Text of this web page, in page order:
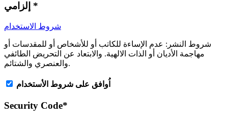
*
شروط الاستخدام
شروط النشر: عدم الإساءة للكاتب أو للأشخاص أو للمقدسات أو
مهاجمة الأديان أو الذات الالهية. والابتعاد عن التحريض الطائفي
والعنصري والشتائم.
اُوافق على شروط الأستخدام
Security Code*